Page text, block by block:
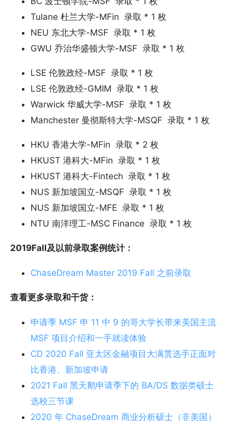
Tulane 杜兰大学-MFin 录取 * 1 枚
NEU 东北大学-MSF 录取 * 1 枚
GWU 乔治华盛顿大学-MSF 录取 * 1 枚
LSE 伦敦政经-MSF 录取 * 1 枚
LSE 伦敦政经-GMIM 录取 * 1 枚
Warwick 华威大学-MSF 录取 * 1 枚
Manchester 曼彻斯特大学-MSQF 录取 * 1 枚
HKU 香港大学-MFin 录取 * 2 枚
HKUST 港科大-MFin 录取 * 1 枚
HKUST 港科大-Fintech 录取 * 1 枚
NUS 新加坡国立-MSQF 录取 * 1 枚
NUS 新加坡国立-MFE 录取 * 1 枚
NTU 南洋理工-MSC Finance 录取 * 1 枚
2019Fall及以前录取案例统计：
ChaseDream Master 2019 Fall 之前录取
查看更多录取和干货：
申请季 MSF 申 11 中 9 的哥大学长带来美国主流
MSF 项目介绍和一手就读体验
CD 2020 Fall 亚太区金融项目大满贯选手正面对
比香港、新加坡申请
2021 Fall 黑天鹅申请季下的 BA/DS 数据类硕士
选校三节课
2020 年 ChaseDream 商业分析硕士（非美国）